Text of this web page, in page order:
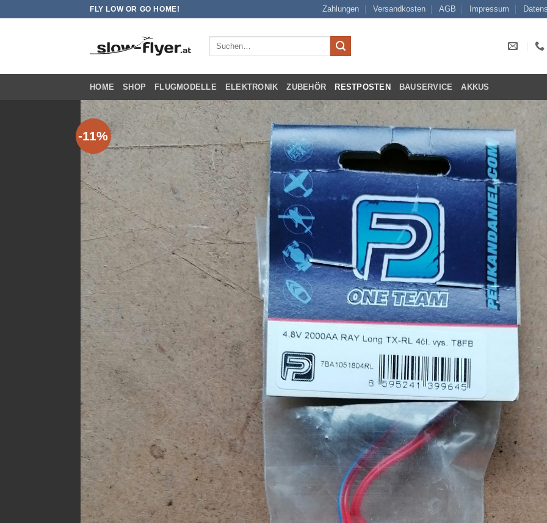
FLY LOW OR GO HOME! Zahlungen Versandkosten AGB Impressum
Suchen
HOME SHOP FLUGMODELLE ELEKTRONIK ZUBEHÖR RESTPOSTEN BAUSERVICE AKKUS
-11%